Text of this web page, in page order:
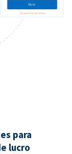
para
lucro